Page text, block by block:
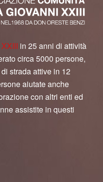
in 25 anni di attività
circa 5000 persone,
strada attive in 12
aiutate anche
con altri enti ed
assistite in questi